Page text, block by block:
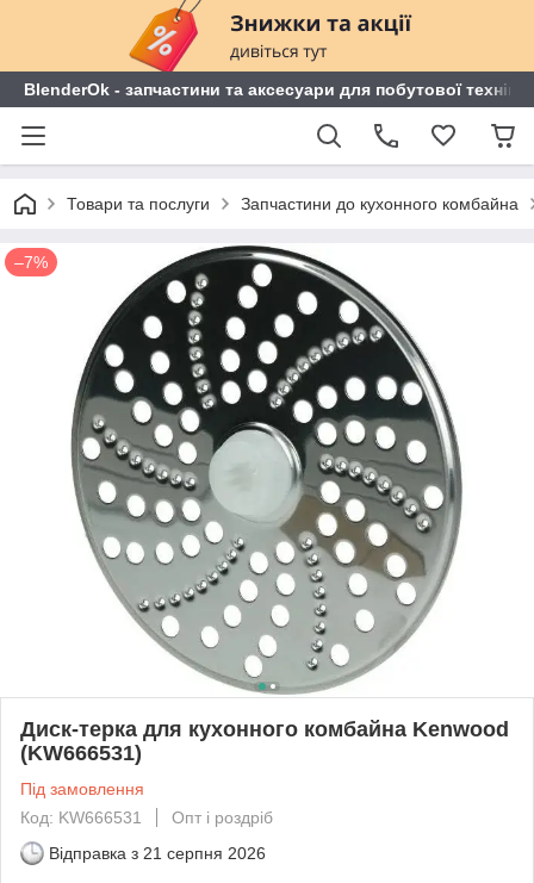
BlenderOk - запчастини та аксесуари для побутової техніки
Товари та послуги Запчастини до кухонного комбайна
–7%
Диск-терка для кухонного комбайна Kenwood
(KW666531)
Під замовлення
Код: KW666531
Опт і роздріб
Відправка з 21 серпня 2026